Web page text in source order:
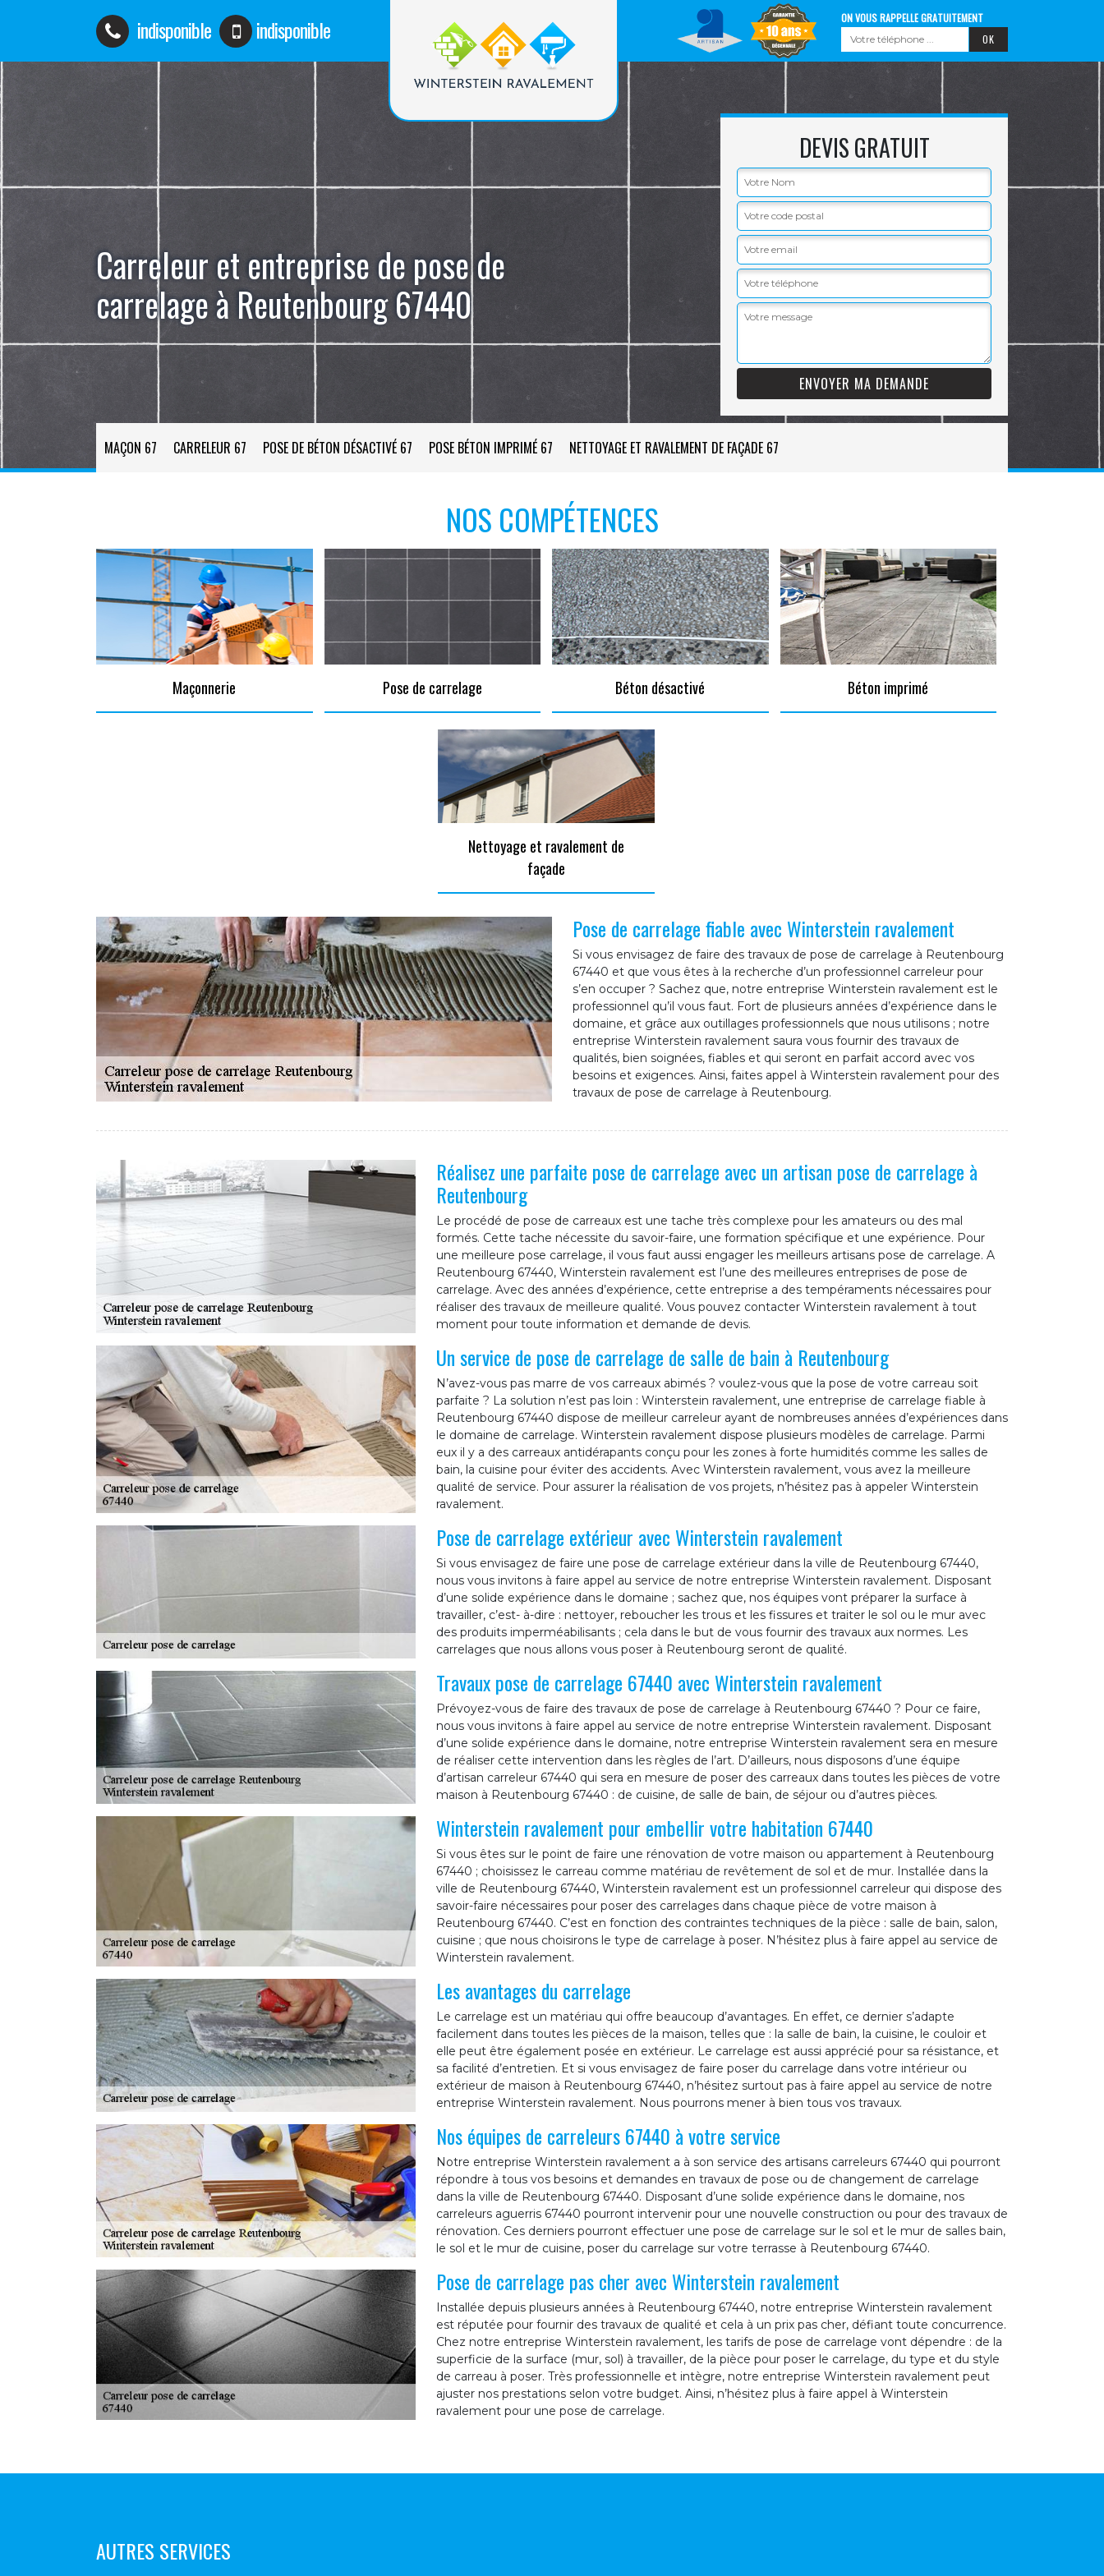
indisponible indisponible ON VOUS RAPPELLE GRATUITEMENT
Carreleur et entreprise de pose de
carrelage à Reutenbourg 67440
DEVIS GRATUIT
MAÇON 67 CARRELEUR 67 POSE DE BÉTON DÉSACTIVÉ 67 POSE BÉTON IMPRIMÉ 67 NETTOYAGE ET RAVALEMENT DE FAÇADE 67
NOS COMPÉTENCES
Maçonnerie Pose de carrelage Béton désactivé Béton imprimé
Nettoyage et ravalement de
façade
Pose de carrelage fiable avec Winterstein ravalement
Si vous envisagez de faire des travaux de pose de carrelage à Reutenbourg
67440 et que vous êtes à la recherche d’un professionnel carreleur pour
s’en occuper ? Sachez que, notre entreprise Winterstein ravalement est le
professionnel qu’il vous faut. Fort de plusieurs années d’expérience dans le
domaine, et grâce aux outillages professionnels que nous utilisons ; notre
entreprise Winterstein ravalement saura vous fournir des travaux de
qualités, bien soignées, fiables et qui seront en parfait accord avec vos
besoins et exigences. Ainsi, faites appel à Winterstein ravalement pour des
travaux de pose de carrelage à Reutenbourg.
Réalisez une parfaite pose de carrelage avec un artisan pose de carrelage à
Reutenbourg
Le procédé de pose de carreaux est une tache très complexe pour les amateurs ou des mal
formés. Cette tache nécessite du savoir-faire, une formation spécifique et une expérience. Pour
une meilleure pose carrelage, il vous faut aussi engager les meilleurs artisans pose de carrelage. A
Reutenbourg 67440, Winterstein ravalement est l’une des meilleures entreprises de pose de
carrelage. Avec des années d’expérience, cette entreprise a des tempéraments nécessaires pour
réaliser des travaux de meilleure qualité. Vous pouvez contacter Winterstein ravalement à tout
moment pour toute information et demande de devis.
Un service de pose de carrelage de salle de bain à Reutenbourg
N’avez-vous pas marre de vos carreaux abimés ? voulez-vous que la pose de votre carreau soit
parfaite ? La solution n’est pas loin : Winterstein ravalement, une entreprise de carrelage fiable à
Reutenbourg 67440 dispose de meilleur carreleur ayant de nombreuses années d’expériences dans
le domaine de carrelage. Winterstein ravalement dispose plusieurs modèles de carrelage. Parmi
eux il y a des carreaux antidérapants conçu pour les zones à forte humidités comme les salles de
bain, la cuisine pour éviter des accidents. Avec Winterstein ravalement, vous avez la meilleure
qualité de service. Pour assurer la réalisation de vos projets, n’hésitez pas à appeler Winterstein
ravalement.
Pose de carrelage extérieur avec Winterstein ravalement
Si vous envisagez de faire une pose de carrelage extérieur dans la ville de Reutenbourg 67440,
nous vous invitons à faire appel au service de notre entreprise Winterstein ravalement. Disposant
d’une solide expérience dans le domaine ; sachez que, nos équipes vont préparer la surface à
travailler, c’est- à-dire : nettoyer, reboucher les trous et les fissures et traiter le sol ou le mur avec
des produits imperméabilisants ; cela dans le but de vous fournir des travaux aux normes. Les
carrelages que nous allons vous poser à Reutenbourg seront de qualité.
Travaux pose de carrelage 67440 avec Winterstein ravalement
Prévoyez-vous de faire des travaux de pose de carrelage à Reutenbourg 67440 ? Pour ce faire,
nous vous invitons à faire appel au service de notre entreprise Winterstein ravalement. Disposant
d’une solide expérience dans le domaine, notre entreprise Winterstein ravalement sera en mesure
de réaliser cette intervention dans les règles de l’art. D’ailleurs, nous disposons d’une équipe
d’artisan carreleur 67440 qui sera en mesure de poser des carreaux dans toutes les pièces de votre
maison à Reutenbourg 67440 : de cuisine, de salle de bain, de séjour ou d’autres pièces.
Winterstein ravalement pour embellir votre habitation 67440
Si vous êtes sur le point de faire une rénovation de votre maison ou appartement à Reutenbourg
67440 ; choisissez le carreau comme matériau de revêtement de sol et de mur. Installée dans la
ville de Reutenbourg 67440, Winterstein ravalement est un professionnel carreleur qui dispose des
savoir-faire nécessaires pour poser des carrelages dans chaque pièce de votre maison à
Reutenbourg 67440. C’est en fonction des contraintes techniques de la pièce : salle de bain, salon,
cuisine ; que nous choisirons le type de carrelage à poser. N’hésitez plus à faire appel au service de
Winterstein ravalement.
Les avantages du carrelage
Le carrelage est un matériau qui offre beaucoup d’avantages. En effet, ce dernier s’adapte
facilement dans toutes les pièces de la maison, telles que : la salle de bain, la cuisine, le couloir et
elle peut être également posée en extérieur. Le carrelage est aussi apprécié pour sa résistance, et
sa facilité d’entretien. Et si vous envisagez de faire poser du carrelage dans votre intérieur ou
extérieur de maison à Reutenbourg 67440, n’hésitez surtout pas à faire appel au service de notre
entreprise Winterstein ravalement. Nous pourrons mener à bien tous vos travaux.
Nos équipes de carreleurs 67440 à votre service
Notre entreprise Winterstein ravalement a à son service des artisans carreleurs 67440 qui pourront
répondre à tous vos besoins et demandes en travaux de pose ou de changement de carrelage
dans la ville de Reutenbourg 67440. Disposant d’une solide expérience dans le domaine, nos
carreleurs aguerris 67440 pourront intervenir pour une nouvelle construction ou pour des travaux de
rénovation. Ces derniers pourront effectuer une pose de carrelage sur le sol et le mur de salles bain,
le sol et le mur de cuisine, poser du carrelage sur votre terrasse à Reutenbourg 67440.
Pose de carrelage pas cher avec Winterstein ravalement
Installée depuis plusieurs années à Reutenbourg 67440, notre entreprise Winterstein ravalement
est réputée pour fournir des travaux de qualité et cela à un prix pas cher, défiant toute concurrence.
Chez notre entreprise Winterstein ravalement, les tarifs de pose de carrelage vont dépendre : de la
superficie de la surface (mur, sol) à travailler, de la pièce pour poser le carrelage, du type et du style
de carreau à poser. Très professionnelle et intègre, notre entreprise Winterstein ravalement peut
ajuster nos prestations selon votre budget. Ainsi, n’hésitez plus à faire appel à Winterstein
ravalement pour une pose de carrelage.
AUTRES SERVICES